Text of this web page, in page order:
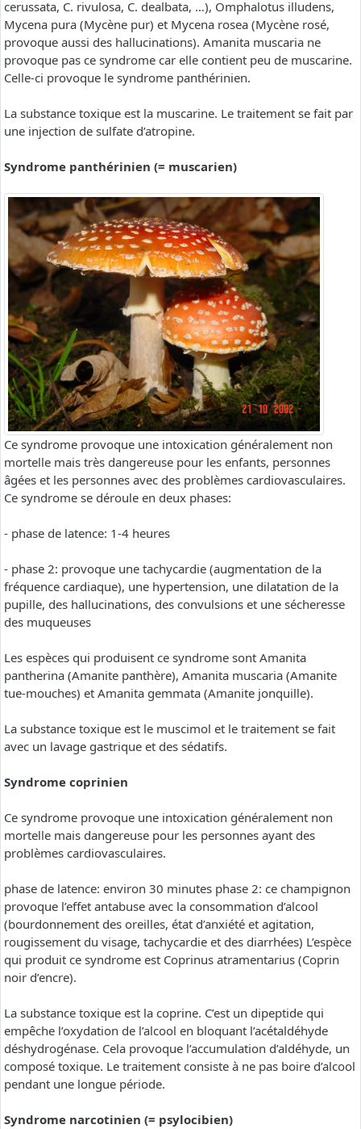
cerussata, C. rivulosa, C. dealbata, …), Omphalotus illudens,
Mycena pura (Mycène pur) et Mycena rosea (Mycène rosé,
provoque aussi des hallucinations). Amanita muscaria ne
provoque pas ce syndrome car elle contient peu de muscarine.
Celle-ci provoque le syndrome panthérinien.
La substance toxique est la muscarine. Le traitement se fait par
une injection de sulfate d’atropine.
Syndrome panthérinien (= muscarien)
Ce syndrome provoque une intoxication généralement non
mortelle mais très dangereuse pour les enfants, personnes
âgées et les personnes avec des problèmes cardiovasculaires.
Ce syndrome se déroule en deux phases:
- phase de latence: 1-4 heures
- phase 2: provoque une tachycardie (augmentation de la
fréquence cardiaque), une hypertension, une dilatation de la
pupille, des hallucinations, des convulsions et une sécheresse
des muqueuses
Les espèces qui produisent ce syndrome sont Amanita
pantherina (Amanite panthère), Amanita muscaria (Amanite
tue-mouches) et Amanita gemmata (Amanite jonquille).
La substance toxique est le muscimol et le traitement se fait
avec un lavage gastrique et des sédatifs.
Syndrome coprinien
Ce syndrome provoque une intoxication généralement non
mortelle mais dangereuse pour les personnes ayant des
problèmes cardiovasculaires.
phase de latence: environ 30 minutes phase 2: ce champignon
provoque l’effet antabuse avec la consommation d’alcool
(bourdonnement des oreilles, état d’anxiété et agitation,
rougissement du visage, tachycardie et des diarrhées) L’espèce
qui produit ce syndrome est Coprinus atramentarius (Coprin
noir d’encre).
La substance toxique est la coprine. C’est un dipeptide qui
empêche l’oxydation de l’alcool en bloquant l’acétaldéhyde
déshydrogénase. Cela provoque l’accumulation d’aldéhyde, un
composé toxique. Le traitement consiste à ne pas boire d’alcool
pendant une longue période.
Syndrome narcotinien (= psylocibien)